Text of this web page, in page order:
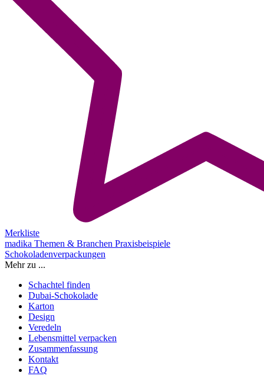
Merkliste
madika Themen & Branchen Praxisbeispiele
Schokoladenverpackungen
Mehr zu ...
Schachtel finden
Dubai-Schokolade
Karton
Design
Veredeln
Lebensmittel verpacken
Zusammenfassung
Kontakt
FAQ